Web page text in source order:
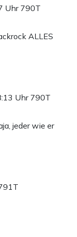
Uhr 790T
ALLES
Uhr 790T
jeder wie er